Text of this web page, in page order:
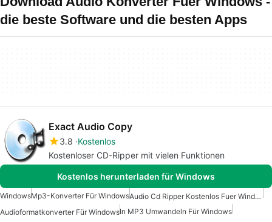
die beste Software und die besten Apps
Exact Audio Copy
3.8 Kostenlos
Kostenloser CD-Ripper mit vielen Funktionen
Kostenlos herunterladen für Windows
WindowsMp3-Konverter Für Windows
Audio Cd Ripper Kostenlos Fuer Windows
Audioformatkonverter Für WindowsIn MP3 Umwandeln Für Windows